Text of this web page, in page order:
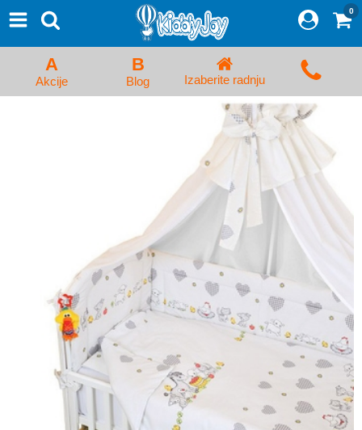
Proizvodi
Početna Prijava/Registracija
Kolica za bebe i dečija kolica
Hranilice, flašice i cucle
Monitori, Ogradice i tricikli
Posteljine, vrećice i baldahini
Odeća i obuća
Igračke za bebe i decu
0
A
Akcije
B
Blog Izaberite radnju